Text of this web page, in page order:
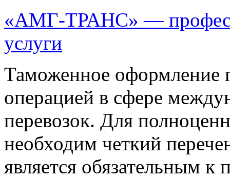
«АМГ-ТРАНС» —
услуги
Таможенное оформление
операцией в сфере
перевозок. Для
необходим четкий
является обязательным